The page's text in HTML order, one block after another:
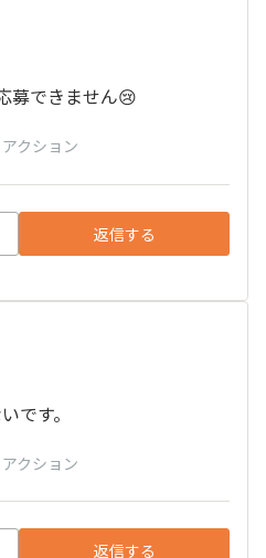
募できません😢
クション
返信する
です。
クション
返信する